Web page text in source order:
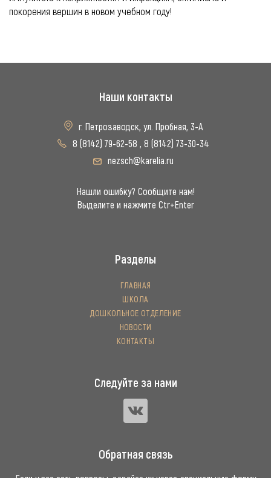
покорения вершин в новом учебном году!
Наши контакты
г. Петрозаводск, ул. Пробная, 3-А
8 (8142) 79-62-58 , 8 (8142) 73-30-34
nezsch@karelia.ru
Нашли ошибку? Сообщите нам!
Выделите и нажмите Ctr+Enter
Разделы
ГЛАВНАЯ
ШКОЛА
ДОШКОЛЬНОЕ ОТДЕЛЕНИЕ
НОВОСТИ
КОНТАКТЫ
Следуйте за нами
Обратная связь